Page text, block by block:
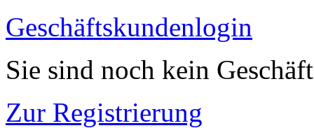
Geschäftskundenlogin
Sie sind noch kein
Zur Registrierung